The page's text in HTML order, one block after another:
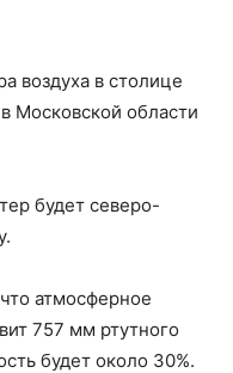
воздуха в столице
Московской области
будет северо-
атмосферное
757 мм ртутного
будет около 30%.